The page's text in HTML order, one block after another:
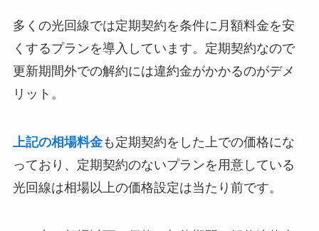
多くの光回線では定期契約を条件に月額料金を安
くするプランを導入しています。定期契約なので
更新期間外での解約には違約金がかかるのがデメ
リット。
上記の相場料金も定期契約をした上での価格にな
っており、定期契約のないプランを用意している
光回線は相場以上の価格設定は当たり前です。